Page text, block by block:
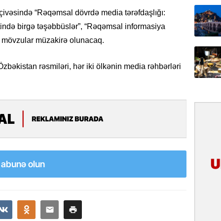
“Rəqəmsal dövrdə media tərəfdaşlığı:
birgə təşəbbüslər”, “Rəqəmsal informasiya
müzakirə olunacaq.
rəsmiləri, hər iki ölkənin media rəhbərləri
abunə olun
İlin ilk
çox
Yeni